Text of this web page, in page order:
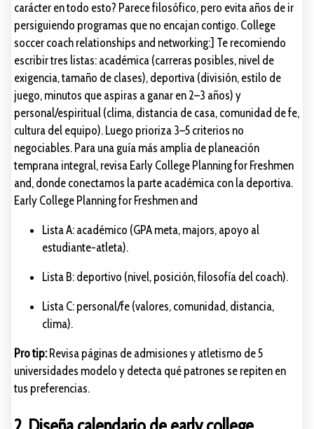
carácter en todo esto? Parece filosófico, pero evita años de ir
persiguiendo programas que no encajan contigo. College
soccer coach relationships and networking:] Te recomiendo
escribir tres listas: académica (carreras posibles, nivel de
exigencia, tamaño de clases), deportiva (división, estilo de
juego, minutos que aspiras a ganar en 2–3 años) y
personal/espiritual (clima, distancia de casa, comunidad de fe,
cultura del equipo). Luego prioriza 3–5 criterios no
negociables. Para una guía más amplia de planeación
temprana integral, revisa Early College Planning for Freshmen
and, donde conectamos la parte académica con la deportiva.
Early College Planning for Freshmen and
Lista A: académico (GPA meta, majors, apoyo al
estudiante-atleta).
Lista B: deportivo (nivel, posición, filosofía del coach).
Lista C: personal/fe (valores, comunidad, distancia,
clima).
Pro tip:Revisa páginas de admisiones y atletismo de 5
universidades modelo y detecta qué patrones se repiten en
tus preferencias.